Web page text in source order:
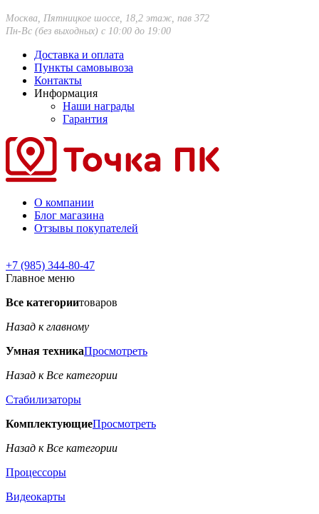
Москва, Пятницкое шоссе, 18,2 этаж, пав 372
Пн-Вс (без выходных) с 10:00 до 19:00
Доставка и оплата
Пункты самовывоза
Контакты
Информация
Наши награды
Гарантия
О компании
Блог магазина
Отзывы покупателей
+7 (985) 344-80-47
Главное меню
Все категориитоваров
Назад к главному
Умная техникаПросмотреть
Назад к Все категории
Стабилизаторы
КомплектующиеПросмотреть
Назад к Все категории
Процессоры
Видеокарты